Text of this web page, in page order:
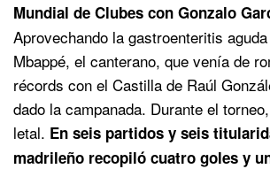
Mundial de Clubes con Gonzalo
Aprovechando la gastroenteritis
Mbappé, el canterano, que venía de
récords con el Castilla de Raúl
dado la campanada. Durante el
letal. En seis partidos y seis
madrileño recopiló cuatro goles y